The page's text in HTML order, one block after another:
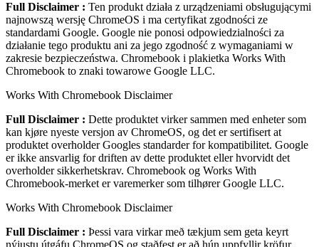
Full Disclaimer : Ten produkt działa z urządzeniami obsługującymi
najnowszą wersję ChromeOS i ma certyfikat zgodności ze
standardami Google. Google nie ponosi odpowiedzialności za
działanie tego produktu ani za jego zgodność z wymaganiami w
zakresie bezpieczeństwa. Chromebook i plakietka Works With
Chromebook to znaki towarowe Google LLC.
Works With Chromebook Disclaimer
Full Disclaimer : Dette produktet virker sammen med enheter som
kan kjøre nyeste versjon av ChromeOS, og det er sertifisert at
produktet overholder Googles standarder for kompatibilitet. Google
er ikke ansvarlig for driften av dette produktet eller hvorvidt det
overholder sikkerhetskrav. Chromebook og Works With
Chromebook-merket er varemerker som tilhører Google LLC.
Works With Chromebook Disclaimer
Full Disclaimer : Þessi vara virkar með tækjum sem geta keyrt